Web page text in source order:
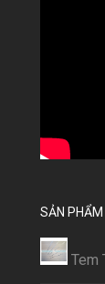
SẢN
Tem